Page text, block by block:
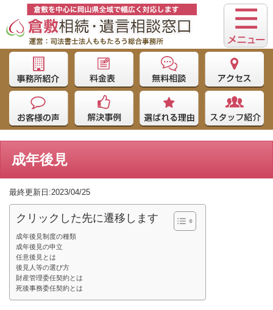
成年後見
最終更新日:2023/04/25
クリックした先に遷移します
成年後見制度の種類
成年後見の申立
任意後見とは
後見人等の選び方
財産管理委任契約とは
死後事務委任契約とは